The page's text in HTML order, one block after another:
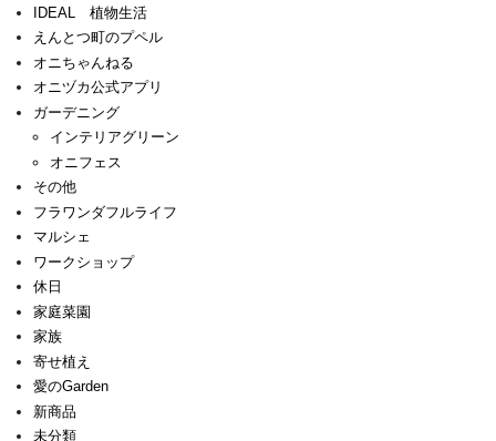
IDEAL 植物生活
えんとつ町のプペル
オニちゃんねる
オニヅカ公式アプリ
ガーデニング
インテリアグリーン
オニフェス
その他
フラワンダフルライフ
マルシェ
ワークショップ
休日
家庭菜園
家族
寄せ植え
愛のGarden
新商品
未分類